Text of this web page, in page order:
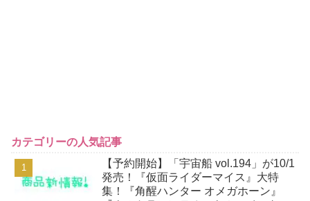
カテゴリーの人気記事
【予約開始】「宇宙船 vol.194」が10/1
発売！『仮面ライダーマイス』大特
集！『角醒ハンター オメガホーン』